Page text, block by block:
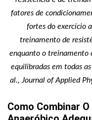
fatores de
fortes do exercício
treinamento de
enquanto o treinamento
equilibradas em todas
al., Journal of Applied
Como Combinar